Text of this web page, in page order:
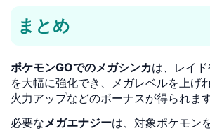
まとめ
ポケモンGOでのメガシンカは、レイ
を大幅に強化でき、メガレベルを上げ
火力アップなどのボーナスが得られます
必要なメガエナジーは、対象ポケモン